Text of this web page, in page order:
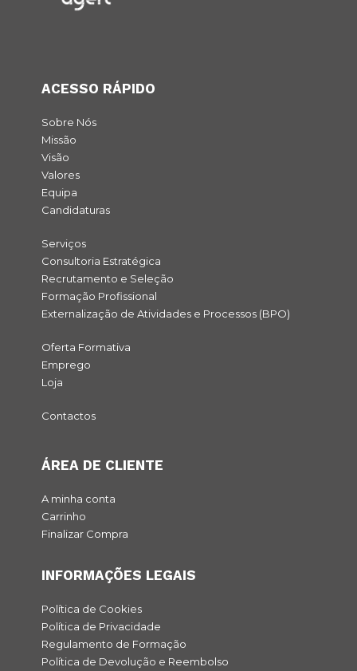
ACESSO RÁPIDO
Sobre Nós
Missão
Visão
Valores
Equipa
Candidaturas
Serviços
Consultoria Estratégica
Recrutamento e Seleção
Formação Profissional
Externalização de Atividades e Processos (BPO)
Oferta Formativa
Emprego
Loja
Contactos
ÁREA DE CLIENTE
A minha conta
Carrinho
Finalizar Compra
INFORMAÇÕES LEGAIS
Política de Cookies
Política de Privacidade
Regulamento de Formação
Política de Devolução e Reembolso